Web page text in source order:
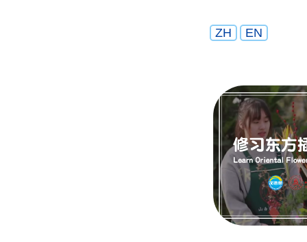
ZH EN